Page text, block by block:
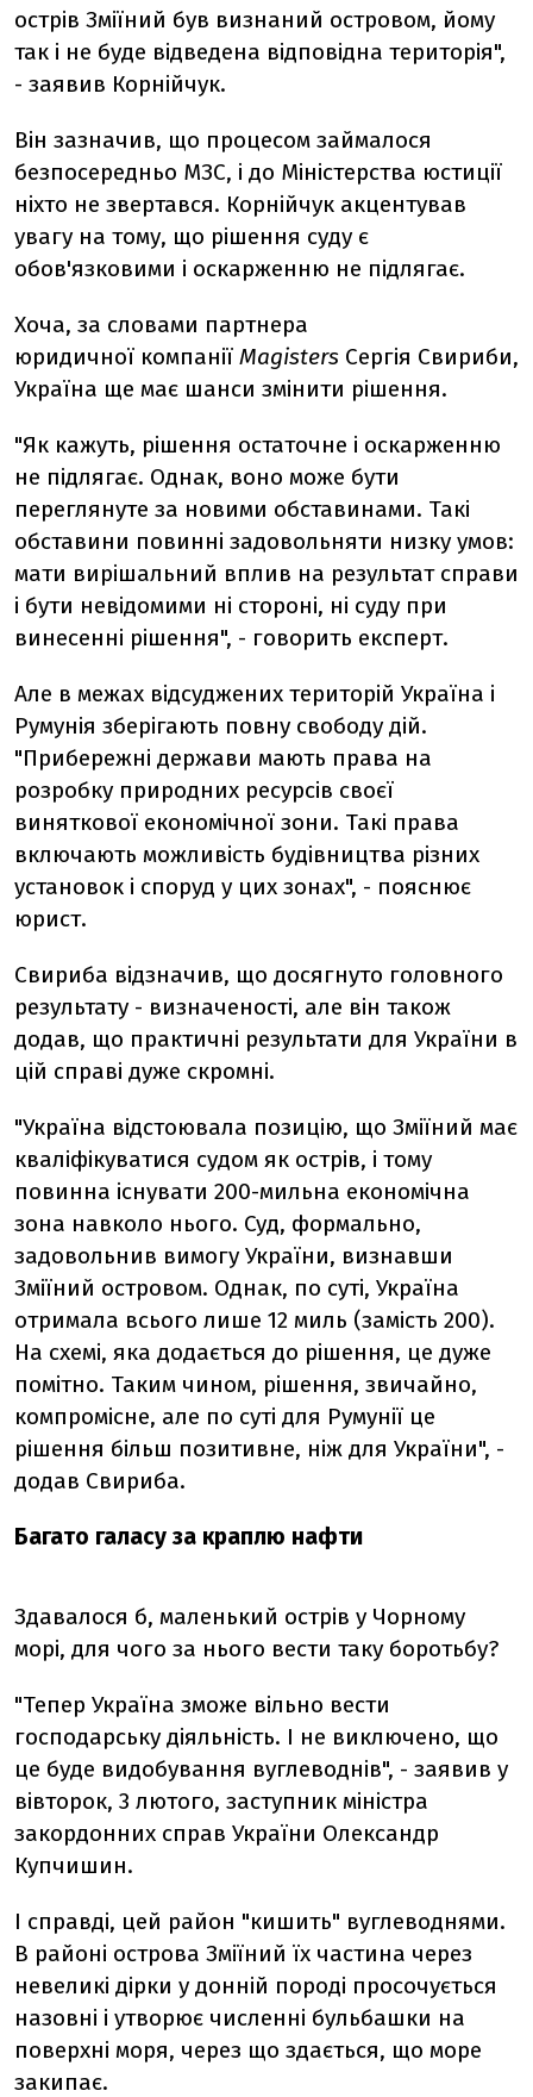
острів Зміїний був визнаний островом, йому
так і не буде відведена відповідна територія",
- заявив Корнійчук.
Він зазначив, що процесом займалося
безпосередньо МЗС, і до Міністерства юстиції
ніхто не звертався. Корнійчук акцентував
увагу на тому, що рішення суду є
обов'язковими і оскарженню не підлягає.
Хоча, за словами партнера
юридичної компанії Magisters Сергія Свириби,
Україна ще має шанси змінити рішення.
"Як кажуть, рішення остаточне і оскарженню
не підлягає. Однак, воно може бути
переглянуте за новими обставинами. Такі
обставини повинні задовольняти низку умов:
мати вирішальний вплив на результат справи
і бути невідомими ні стороні, ні суду при
винесенні рішення", - говорить експерт.
Але в межах відсуджених територій Україна і
Румунія зберігають повну свободу дій.
"Прибережні держави мають права на
розробку природних ресурсів своєї
виняткової економічної зони. Такі права
включають можливість будівництва різних
установок і споруд у цих зонах", - пояснює
юрист.
Свириба відзначив, що досягнуто головного
результату - визначеності, але він також
додав, що практичні результати для України в
цій справі дуже скромні.
"Україна відстоювала позицію, що Зміїний має
кваліфікуватися судом як острів, і тому
повинна існувати 200-мильна економічна
зона навколо нього. Суд, формально,
задовольнив вимогу України, визнавши
Зміїний островом. Однак, по суті, Україна
отримала всього лише 12 миль (замість 200).
На схемі, яка додається до рішення, це дуже
помітно. Таким чином, рішення, звичайно,
компромісне, але по суті для Румунії це
рішення більш позитивне, ніж для України", -
додав Свириба.
Багато галасу за краплю нафти
Здавалося б, маленький острів у Чорному
морі, для чого за нього вести таку боротьбу?
"Тепер Україна зможе вільно вести
господарську діяльність. І не виключено, що
це буде видобування вуглеводнів", - заявив у
вівторок, 3 лютого, заступник міністра
закордонних справ України Олександр
Купчишин.
І справді, цей район "кишить" вуглеводнями.
В районі острова Зміїний їх частина через
невеликі дірки у донній породі просочується
назовні і утворює численні бульбашки на
поверхні моря, через що здається, що море
закипає.